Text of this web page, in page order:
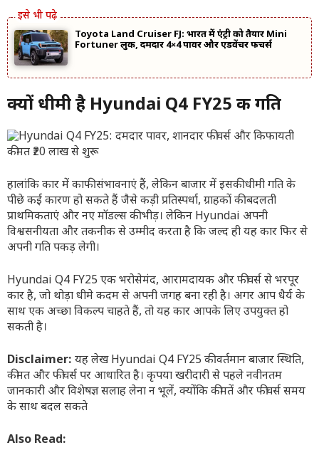
Toyota Land Cruiser FJ: भारत में एंट्री को तैयार Mini
Fortuner लुक, दमदार 4×4 पावर और एडवेंचर फीचर्स
क्यों धीमी है Hyundai Q4 FY25 की गति
हालांकि कार में काफी संभावनाएं हैं, लेकिन बाजार में इसकी धीमी गति के
पीछे कई कारण हो सकते हैं जैसे कड़ी प्रतिस्पर्धा, ग्राहकों की बदलती
प्राथमिकताएं और नए मॉडल्स की भीड़। लेकिन Hyundai अपनी
विश्वसनीयता और तकनीक से उम्मीद करता है कि जल्द ही यह कार फिर से
अपनी गति पकड़ लेगी।
Hyundai Q4 FY25 एक भरोसेमंद, आरामदायक और फीचर्स से भरपूर
कार है, जो थोड़ा धीमे कदम से अपनी जगह बना रही है। अगर आप धैर्य के
साथ एक अच्छा विकल्प चाहते हैं, तो यह कार आपके लिए उपयुक्त हो
सकती है।
Disclaimer: यह लेख Hyundai Q4 FY25 की वर्तमान बाजार स्थिति,
कीमत और फीचर्स पर आधारित है। कृपया खरीदारी से पहले नवीनतम
जानकारी और विशेषज्ञ सलाह लेना न भूलें, क्योंकि कीमतें और फीचर्स समय
के साथ बदल सकते
Also Read: